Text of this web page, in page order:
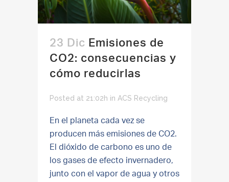
23 Dic Emisiones de
CO2: consecuencias y
cómo reducirlas
Posted at 21:02h in ACS Recycling
En el planeta cada vez se
producen más emisiones de CO2.
El dióxido de carbono es uno de
los gases de efecto invernadero,
junto con el vapor de agua y otros